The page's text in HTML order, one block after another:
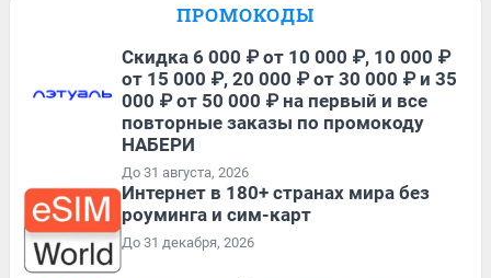
ПРОМОКОДЫ
Скидка 6 000 ₽ от 10 000 ₽, 10 000 ₽
от 15 000 ₽, 20 000 ₽ от 30 000 ₽ и 35
000 ₽ от 50 000 ₽ на первый и все
повторные заказы по промокоду
НАБЕРИ
До 31 августа, 2026
Интернет в 180+ странах мира без
роуминга и сим-карт
До 31 декабря, 2026